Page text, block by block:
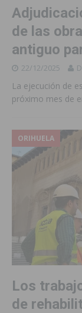
de las
antiguo
22/12/2025
La ejecución de
próximo mes de
ORIHUELA
Los
de